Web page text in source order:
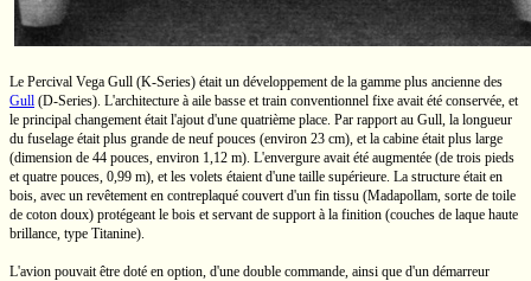
Le Percival Vega Gull (K-Series) était un développement de la gamme plus ancienne des
Gull (D-Series). L'architecture à aile basse et train conventionnel fixe avait été conservée, et
le principal changement était l'ajout d'une quatrième place. Par rapport au Gull, la longueur
du fuselage était plus grande de neuf pouces (environ 23 cm), et la cabine était plus large
(dimension de 44 pouces, environ 1,12 m). L'envergure avait été augmentée (de trois pieds
et quatre pouces, 0,99 m), et les volets étaient d'une taille supérieure. La structure était en
bois, avec un revêtement en contreplaqué couvert d'un fin tissu (Madapollam, sorte de toile
de coton doux) protégeant le bois et servant de support à la finition (couches de laque haute
brillance, type Titanine).
L'avion pouvait être doté en option, d'une double commande, ainsi que d'un démarreur